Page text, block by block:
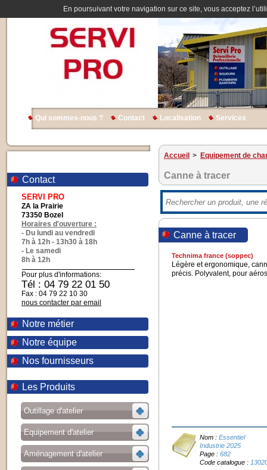
En poursuivant votre navigation sur ce site, vous acceptez
Qui sommes-nous ? Contact Localisation Services
Contact
SERVI PRO
ZA la Prairie
73350 Bozel
Horaires d'ouverture :
- Du lundi au vendredi
7h à 12h - 13h30 à 18h
- Le samedi
8h à 12h
Pour plus d'informations:
Tél : 04 79 22 01 50
Fax : 04 79 22 10 30
nous contacter par email
Notre métier
Notre équipe
Nos fournisseurs
Les Produits
Outillage d'atelier
Equipement d'atelier
Aménagement d'atelier
Accueil > Equipement de
Canne à tracer
Canne à tracer
Technima france (soppec)
Légère et ergonomique,
précis. Polyvalent, pour
Nom :Essentiel
Industrie 2025
Page :682
Code catalogue :